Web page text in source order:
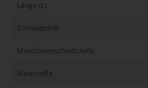
Länge (L)
Schneidstoff
Maschinenschnittstelle
Werkstoffe